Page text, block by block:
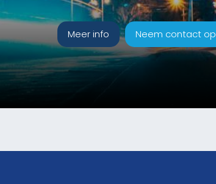
Meer info Neem contact op